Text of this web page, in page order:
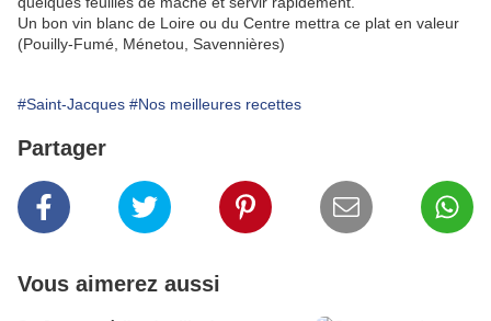
Un bon vin blanc de Loire ou du Centre mettra ce plat en valeur
(Pouilly-Fumé, Ménetou, Savennières)
#Saint-Jacques #Nos meilleures recettes
Partager
Vous aimerez aussi